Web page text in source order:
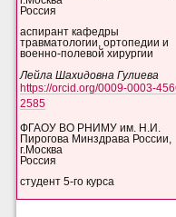
Россия
аспирант кафедры
травматологии, ортопедии и
военно-полевой хирургии
Лейла Шахидовна Гулиева
https://orcid.org/0009-0003-
2585
ФГАОУ ВО РНИМУ им. Н.И.
Пирогова Минздрава России,
г.Москва
Россия
студент 5-го курса